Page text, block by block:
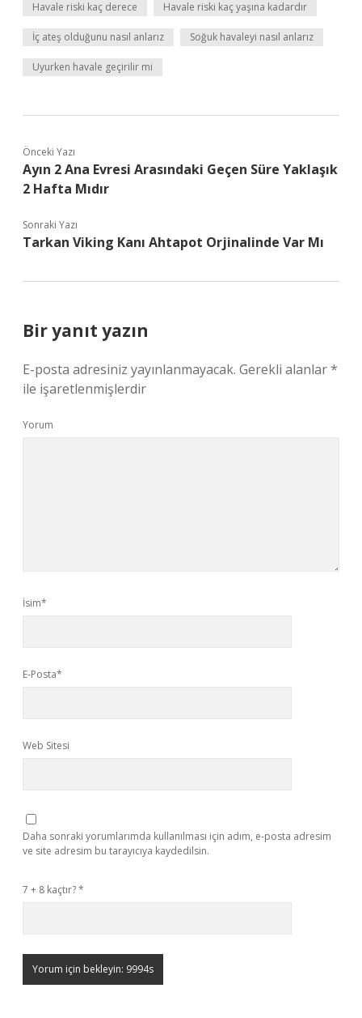
Havale riski kaç derece Havale riski kaç yaşına kadardır
İç ateş olduğunu nasıl anlarız Soğuk havaleyi nasıl anlarız
Uyurken havale geçirilir mi
Önceki Yazı
Ayın 2 Ana Evresi Arasındaki Geçen Süre Yaklaşık
2 Hafta Mıdır
Sonraki Yazı
Tarkan Viking Kanı Ahtapot Orjinalinde Var Mı
Bir yanıt yazın
E-posta adresiniz yayınlanmayacak. Gerekli alanlar*
ile işaretlenmişlerdir
Yorum
İsim*
E-Posta*
Web Sitesi
Daha sonraki yorumlarımda kullanılması için adım, e-posta adresim
ve site adresim bu tarayıcıya kaydedilsin.
7 + 8 kaçtır?*